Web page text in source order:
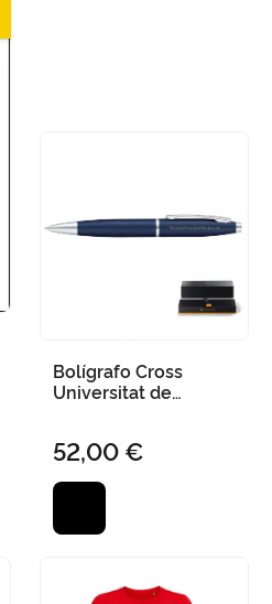
Bolígrafo Cross
Universitat de
52,00 €